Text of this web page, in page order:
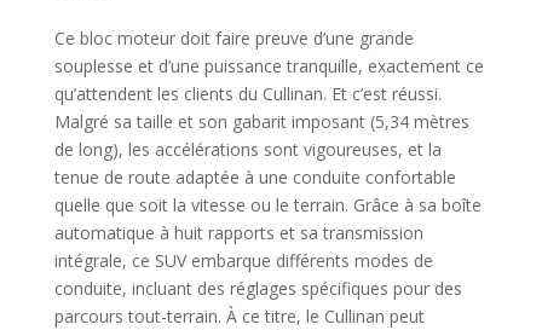
Ce bloc moteur doit faire preuve d’une grande
souplesse et d’une puissance tranquille, exactement ce
qu’attendent les clients du Cullinan. Et c’est réussi.
Malgré sa taille et son gabarit imposant (5,34 mètres
de long), les accélérations sont vigoureuses, et la
tenue de route adaptée à une conduite confortable
quelle que soit la vitesse ou le terrain. Grâce à sa boîte
automatique à huit rapports et sa transmission
intégrale, ce SUV embarque différents modes de
conduite, incluant des réglages spécifiques pour des
parcours tout-terrain. À ce titre, le Cullinan peut